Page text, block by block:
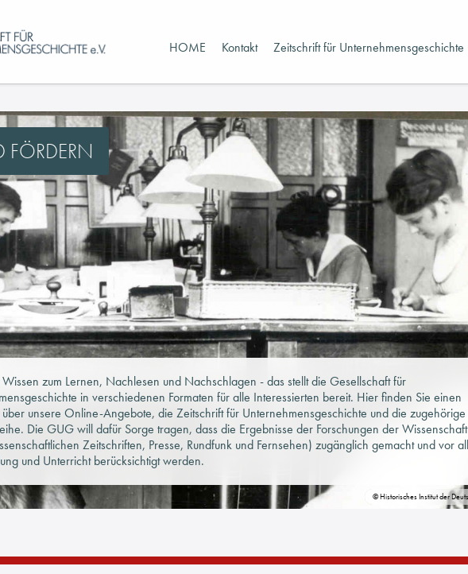
HOME Kontakt Zeitschrift für Unternehmensgeschichte
© Historisches Institut der
FÖRDERN
zum Lernen, Nachlesen und Nachschlagen - das stellt die Gesellschaft für
in verschiedenen Formaten für alle Interessierten bereit. Hier finden Sie einen
unsere Online-Angebote, die Zeitschrift für Unternehmensgeschichte und die zugehörige
Die GUG will dafür Sorge tragen, dass die Ergebnisse der Forschungen der
Zeitschriften, Presse, Rundfunk und Fernsehen) zugänglich gemacht und vor
und Unterricht berücksichtigt werden.